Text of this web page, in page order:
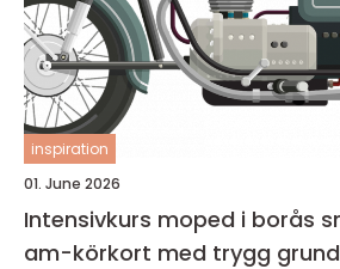
inspiration
01. June 2026
Intensivkurs moped i borås snabb väg till
am-körkort med trygg grund